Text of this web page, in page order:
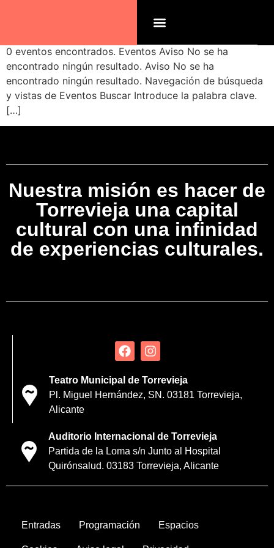
Eventos
0 eventos encontrados. Eventos Aviso No se ha
encontrado ningún resultado. Aviso No se ha
encontrado ningún resultado. Navegación de búsqueda
y vistas de Eventos Buscar Introduce la palabra clave.
[…]
Nuestra misión es hacer de
Torrevieja una capital
cultural con una infinidad
de experiencias culturales.
Teatro Municipal de Torrevieja
Pl. Miguel Hernández, SN. 03181 Torrevieja,
Alicante
Auditorio Internacional de Torrevieja
Partida de la Loma s/n Junto al Hospital
Quirónsalud. 03183 Torrevieja, Alicante
Entradas Programación Espacios